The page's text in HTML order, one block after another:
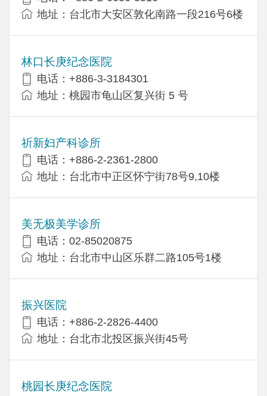
地址：台北市大安区敦化南路一段216号6楼
林口长庚纪念医院
电话：+886-3-3184301
地址：桃园市龟山区复兴街 5 号
祈新妇产科诊所
电话：+886-2-2361-2800
地址：台北市中正区怀宁街78号9,10楼
美无极美学诊所
电话：02-85020875
地址：台北市中山区乐群二路105号1楼
振兴医院
电话：+886-2-2826-4400
地址：台北市北投区振兴街45号
桃园长庚纪念医院